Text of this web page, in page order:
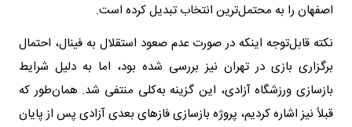
اصفهان را به محتمل‌ترین انتخاب تبدیل کرده است.
نکته قابل‌توجه اینکه در صورت عدم صعود استقلال به فینال، احتمال
برگزاری بازی در تهران نیز بررسی شده بود، اما به دلیل شرایط
بازسازی ورزشگاه آزادی، این گزینه به‌کلی منتفی شد. همان‌طور که
قبلاً نیز اشاره کردیم، پروژه بازسازی فاز‌های بعدی آزادی پس از پایان